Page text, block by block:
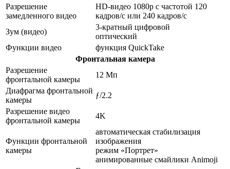
Разрешение
замедленного видео
HD-видео 1080р c частотой 120
кадров/с или 240 кадров/с
Зум (видео)
3-кратный цифровой
оптический
Функции видео
функция QuickTake
Фронтальная камера
Разрешение
фронтальной камеры
12 Мп
Диафрагма фронтальной
камеры
ƒ/2.2
Разрешение видео
фронтальной камеры
4K
Функции фронтальной
камеры
автоматическая стабилизация
изображения
режим «Портрет»
анимированные смайлики Animoji